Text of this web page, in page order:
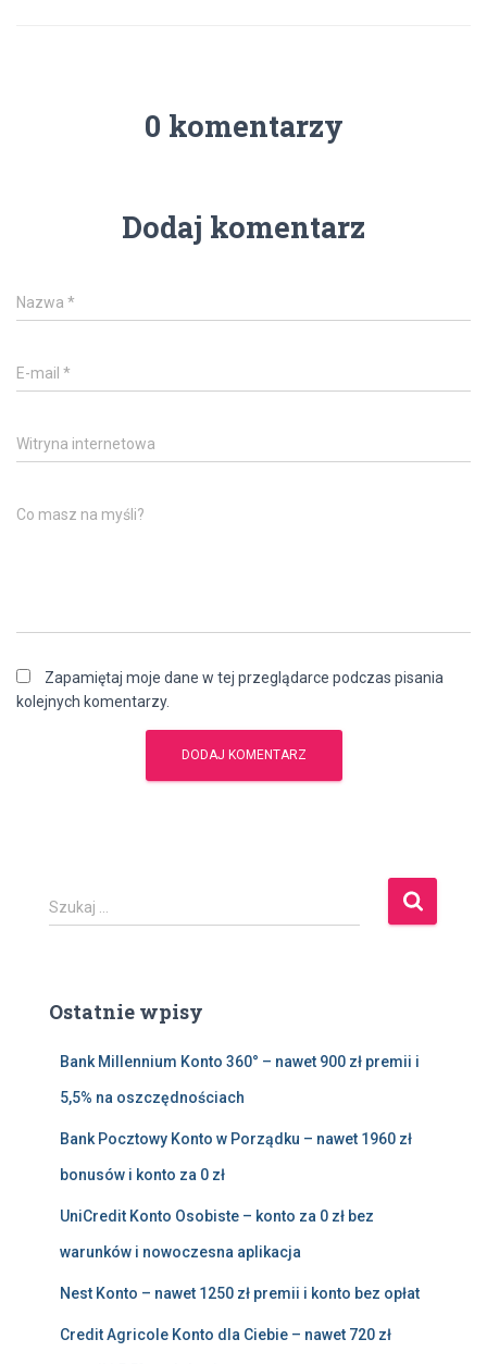
0 komentarzy
Dodaj komentarz
Nazwa *
E-mail *
Witryna internetowa
Co masz na myśli?
Zapamiętaj moje dane w tej przeglądarce podczas pisania
kolejnych komentarzy.
S
z
j
Szukaj …
Ostatnie wpisy
Bank Millennium Konto 360° – nawet 900 zł premii i
5,5% na oszczędnościach
Bank Pocztowy Konto w Porządku – nawet 1960 zł
bonusów i konto za 0 zł
UniCredit Konto Osobiste – konto za 0 zł bez
warunków i nowoczesna aplikacja
Nest Konto – nawet 1250 zł premii i konto bez opłat
Credit Agricole Konto dla Ciebie – nawet 720 zł